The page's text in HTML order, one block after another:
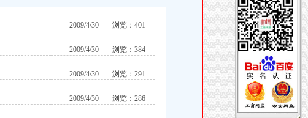
2009/4/30 浏览：401
2009/4/30 浏览：384
2009/4/30 浏览：291
2009/4/30 浏览：286